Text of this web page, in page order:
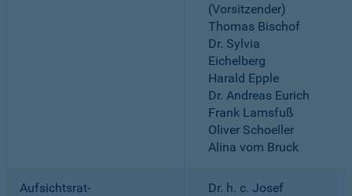
(Vorsitzender)
Thomas Bischof
Dr. Sylvia
Eichelberg
Harald Epple
Dr. Andreas Eurich
Frank Lamsfuß
Oliver Schoeller
Alina vom Bruck
Aufsichtsrat-
Dr. h. c. Josef